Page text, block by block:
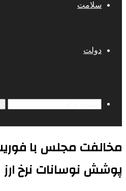
سلامت
دولت
مخالفت مجلس با
پوشش نوسانات نرخ ارز